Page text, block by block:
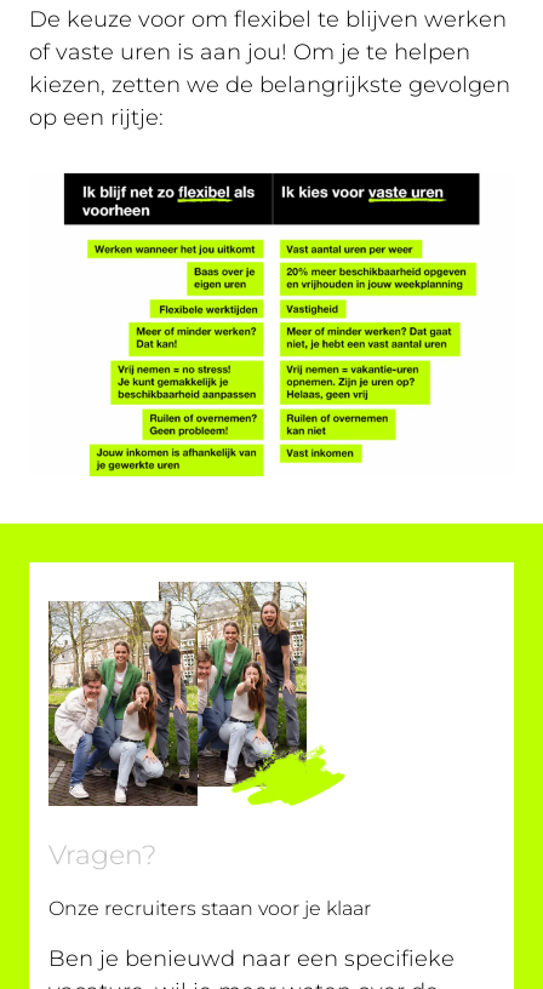
De keuze voor om flexibel te blijven werken
of vaste uren is aan jou! Om je te helpen
kiezen, zetten we de belangrijkste gevolgen
op een rijtje:
Vragen?
Onze recruiters staan voor je klaar
Ben je benieuwd naar een specifieke